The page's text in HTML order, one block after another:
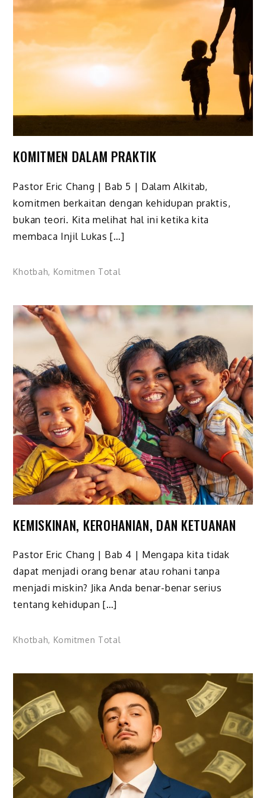
KOMITMEN DALAM PRAKTIK
Pastor Eric Chang | Bab 5 | Dalam Alkitab,
komitmen berkaitan dengan kehidupan praktis,
bukan teori. Kita melihat hal ini ketika kita
membaca Injil Lukas […]
Khotbah, Komitmen Total
KEMISKINAN, KEROHANIAN, DAN KETUANAN
Pastor Eric Chang | Bab 4 | Mengapa kita tidak
dapat menjadi orang benar atau rohani tanpa
menjadi miskin? Jika Anda benar-benar serius
tentang kehidupan […]
Khotbah, Komitmen Total